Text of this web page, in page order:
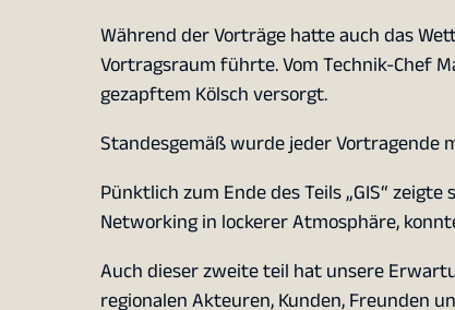
Während der Vorträge hatte auch das
Vortragsraum führte. Vom Technik-Chef
gezapftem Kölsch versorgt.
Standesgemäß wurde jeder Vortragende
Pünktlich zum Ende des Teils „GIS“
Networking in lockerer Atmosphäre,
Auch dieser zweite teil hat unsere
regionalen Akteuren, Kunden, Freunden